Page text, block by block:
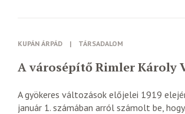
KUPÁN ÁRPÁD | TÁRSADALOM
A városépítő Rimler Károly
A gyökeres változások előjelei 1919
január 1. számában arról számolt be,